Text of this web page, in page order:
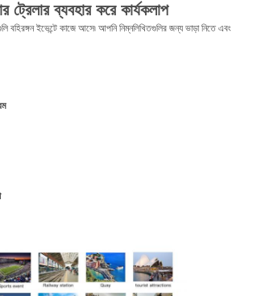
ট্রেলার ব্যবহার করে কার্যকলাপ
বহিরঙ্গন ইভেন্টে কাজে আসে৷ আপনি নিম্নলিখিতগুলির জন্য ভাড়া নিতে এবং